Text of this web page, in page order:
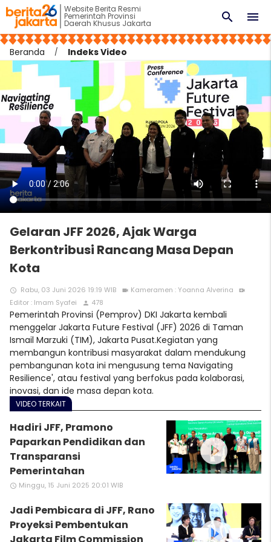
Website Berita Resmi
Pemerintah Provinsi
Daerah Khusus Jakarta menu
search
Beranda Indeks Video
Gelaran JFF 2026, Ajak Warga
Berkontribusi Rancang Masa Depan
Kota
access_time Rabu, 03 Juni 2026 19:19 WIB videocam Kameramen : Yoanna Alverina video_call
Editor : Imam Syafei person 478
Pemerintah Provinsi (Pemprov) DKI Jakarta kembali
menggelar Jakarta Future Festival (JFF) 2026 di Taman
Ismail Marzuki (TIM), Jakarta Pusat.Kegiatan yang
membangun kontribusi masyarakat dalam mendukung
pembangunan kota ini mengusung tema Navigating
Resilience', atau festival yang berfokus pada kolaborasi,
inovasi, dan ide masa depan kota.
VIDEO TERKAIT
Hadiri JFF, Pramono
Paparkan Pendidikan dan
Transparansi
Pemerintahan
access_time Minggu, 15 Juni 2025 20:01 WIB
play_circle_filled
Jadi Pembicara di JFF, Rano
Proyeksi Pembentukan
play_circle_filled